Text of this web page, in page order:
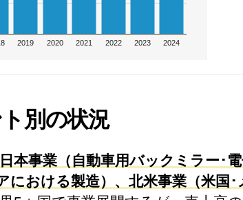
2019 2020 2021 2022 2023 2024
別の状況
本事業（自動車用バックミラー･
における製造）、北米事業（米国